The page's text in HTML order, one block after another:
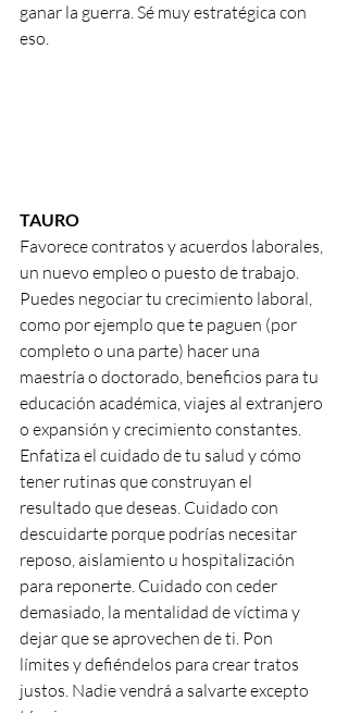
ganar la guerra. Sé muy estratégica con
eso.
TAURO
Favorece contratos y acuerdos laborales,
un nuevo empleo o puesto de trabajo.
Puedes negociar tu crecimiento laboral,
como por ejemplo que te paguen (por
completo o una parte) hacer una
maestría o doctorado, beneficios para tu
educación académica, viajes al extranjero
o expansión y crecimiento constantes.
Enfatiza el cuidado de tu salud y cómo
tener rutinas que construyan el
resultado que deseas. Cuidado con
descuidarte porque podrías necesitar
reposo, aislamiento u hospitalización
para reponerte. Cuidado con ceder
demasiado, la mentalidad de víctima y
dejar que se aprovechen de ti. Pon
límites y defiéndelos para crear tratos
justos. Nadie vendrá a salvarte excepto